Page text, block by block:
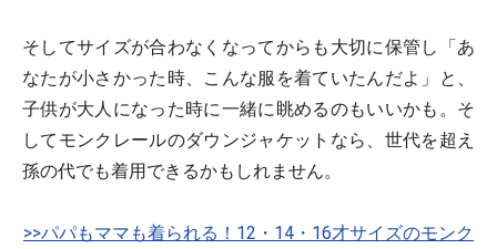
そしてサイズが合わなくなってからも大切に保管し「あ
なたが小さかった時、こんな服を着ていたんだよ」と、
子供が大人になった時に一緒に眺めるのもいいかも。そ
してモンクレールのダウンジャケットなら、世代を超え
孫の代でも着用できるかもしれません。
>>パパもママも着られる！12・14・16才サイズのモンク